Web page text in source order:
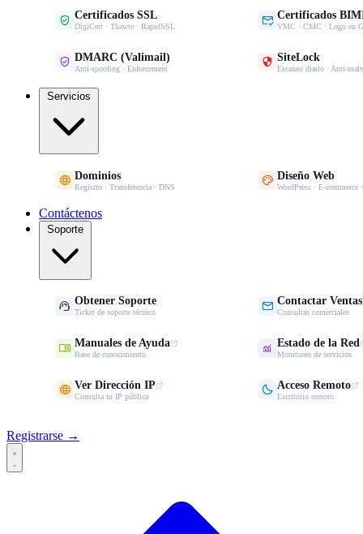
 Certificados SSL
DigiCert · Thawte · RapidSSL  Certificados
VMC · CMC · Logo en
 DMARC (Valimail)
Anti-spoofing · Enforcement  SiteLock
Escaneo diario · Anti-
Servicios
 Dominios
Registro · Transferencia · DNS  Diseño Web
WordPress · E-commerce
Contáctenos
Soporte
 Obtener Soporte
Ticket de soporte técnico  Contactar Ventas
Consultas comerciales
 Manuales de Ayuda
Base de conocimiento  Estado de la Red
Monitoreo de servicios
 Ver Dirección IP
Consulta tu IP pública  Acceso Remoto
Escritorio remoto
Registrarse →